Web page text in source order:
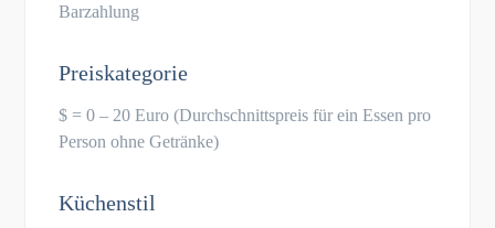
Barzahlung
Preiskategorie
$ = 0 – 20 Euro (Durchschnittspreis für ein Essen pro
Person ohne Getränke)
Küchenstil